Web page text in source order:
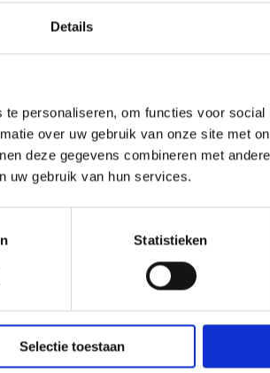
Details
personaliseren, om functies voor social
over uw gebruik van onze site met
deze gegevens combineren met
uw gebruik van hun services.
Statistieken
Selectie toestaan
Meer nieuws
die
1e
CSE
De